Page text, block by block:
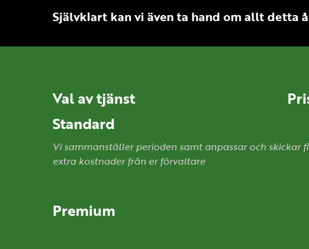
Självklart kan vi även ta hand om allt detta
Val av tjänst Pris
Standard
Vi sammanställer perioden samt anpassar och
extra kostnader från er förvaltare
Premium